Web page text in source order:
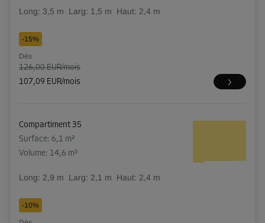
Long: 3,5 m Larg: 1,5 m Haut: 2,4 m
-15%
Dès
126,00 EUR/mois
107,09 EUR/mois
Compartiment 35
Surface: 6,1 m²
Volume: 14,6 m³
Long: 2,9 m Larg: 2,1 m Haut: 2,4 m
-10%